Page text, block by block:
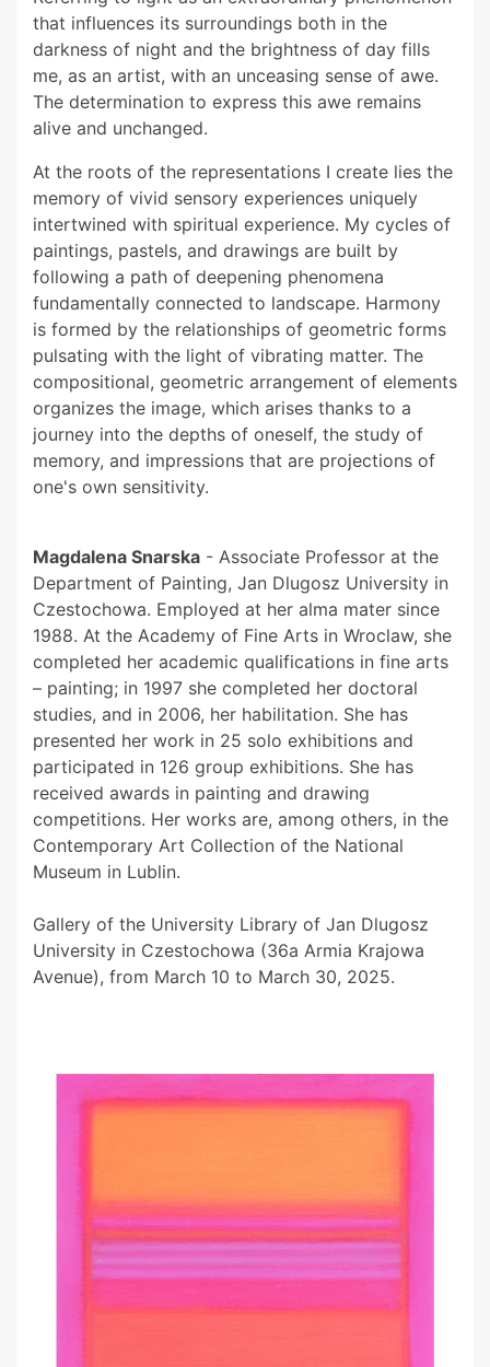
that influences its surroundings both in the
darkness of night and the brightness of day fills
me, as an artist, with an unceasing sense of awe.
The determination to express this awe remains
alive and unchanged.
At the roots of the representations I create lies the
memory of vivid sensory experiences uniquely
intertwined with spiritual experience. My cycles of
paintings, pastels, and drawings are built by
following a path of deepening phenomena
fundamentally connected to landscape. Harmony
is formed by the relationships of geometric forms
pulsating with the light of vibrating matter. The
compositional, geometric arrangement of elements
organizes the image, which arises thanks to a
journey into the depths of oneself, the study of
memory, and impressions that are projections of
one's own sensitivity.
Magdalena Snarska - Associate Professor at the
Department of Painting, Jan Dlugosz University in
Czestochowa. Employed at her alma mater since
1988. At the Academy of Fine Arts in Wroclaw, she
completed her academic qualifications in fine arts
– painting; in 1997 she completed her doctoral
studies, and in 2006, her habilitation. She has
presented her work in 25 solo exhibitions and
participated in 126 group exhibitions. She has
received awards in painting and drawing
competitions. Her works are, among others, in the
Contemporary Art Collection of the National
Museum in Lublin.
Gallery of the University Library of Jan Dlugosz
University in Czestochowa (36a Armia Krajowa
Avenue), from March 10 to March 30, 2025.